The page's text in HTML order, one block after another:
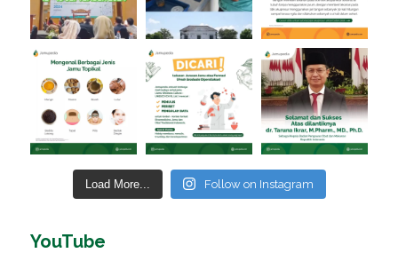
Load More... Follow on Instagram
YouTube